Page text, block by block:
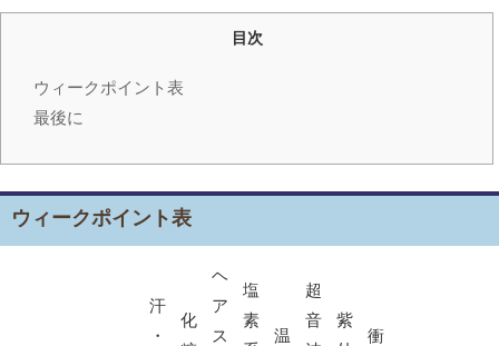
目次
ウィークポイント表
最後に
ウィークポイント表
汗
・
化
ヘ
ア
ス
塩
素
温
超
音
紫
衝